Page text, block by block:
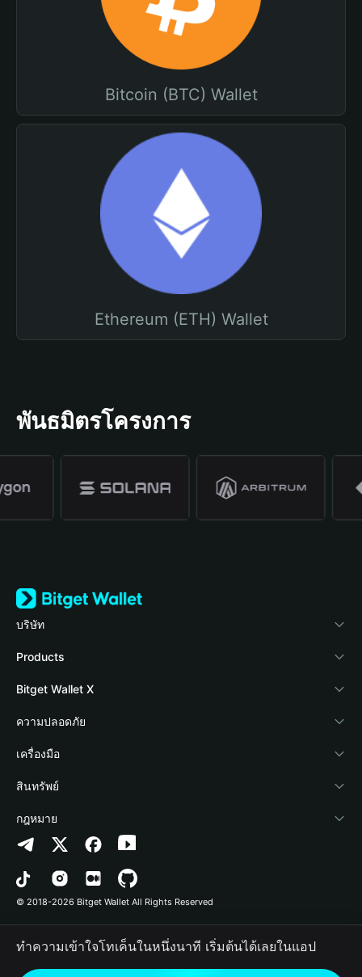
Bitcoin (BTC) Wallet
Ethereum (ETH) Wallet
พันธมิตรโครงการ
บริษัท
เกี่ยวกับ Bitget Wallet
Blog
Academy
ข่าวสารด้านคริปโต
ศูนย์ช่วยเหลือ
ติดต่อเรา
ทรัพยากรข้อมูลของแบรนด์
อาชีพ
Products
Crypto Card
Stablecoin Earn
Payfi Crypto
Crypto Swap API
Altcoin Season Index
Prediction Markets
DApp
RWA
Bitget Wallet X
นักพัฒนา
เชื่อมต่อ Wallet
Bitget Wallet Pay
ลิสต์โปรเจกต์
ความปลอดภัย
Protection Fund
เทคโนโลยีความปลอดภัย
เครื่องมือ
ซื้อคริปโต
การตรวจจับการอนุญาต
การตรวจจับสัญญา
การโอนเป็นชุด
สินทรัพย์
Arbitrum
Avalanche
Bitcoin
Polygon
กฎหมาย
นโยบายความเป็นส่วนตัว
ข้อตกลงในการใช้บริการ
© 2018-2026 Bitget Wallet All Rights Reserved
ทำความเข้าใจโทเค็นในหนึ่งนาที เริ่มต้นได้เลยในแอป